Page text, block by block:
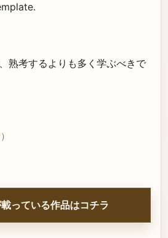
熟考するよりも多く学ぶべきで
）
っている作品はコチラ